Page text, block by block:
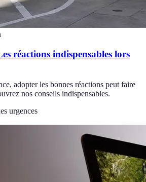
réactions indispensables lors
adopter les bonnes réactions peut faire
nos conseils indispensables.
urgences